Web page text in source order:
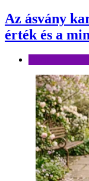
Az ásvány
érték és a